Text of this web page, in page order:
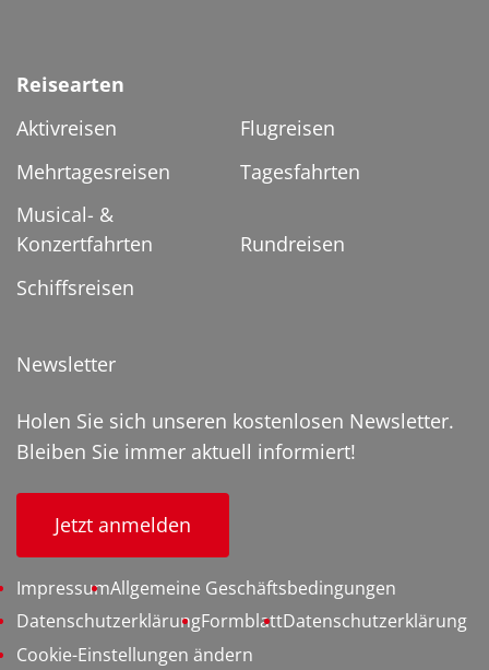
Reisearten
Aktivreisen
Flugreisen
Mehrtagesreisen
Tagesfahrten
Musical- &
Konzertfahrten
Rundreisen
Schiffsreisen
Newsletter
Holen Sie sich unseren kostenlosen Newsletter.
Bleiben Sie immer aktuell informiert!
Jetzt anmelden
ImpressumAllgemeine Geschäftsbedingungen
DatenschutzerklärungFormblattDatenschutzerklärung
Cookie-Einstellungen ändern